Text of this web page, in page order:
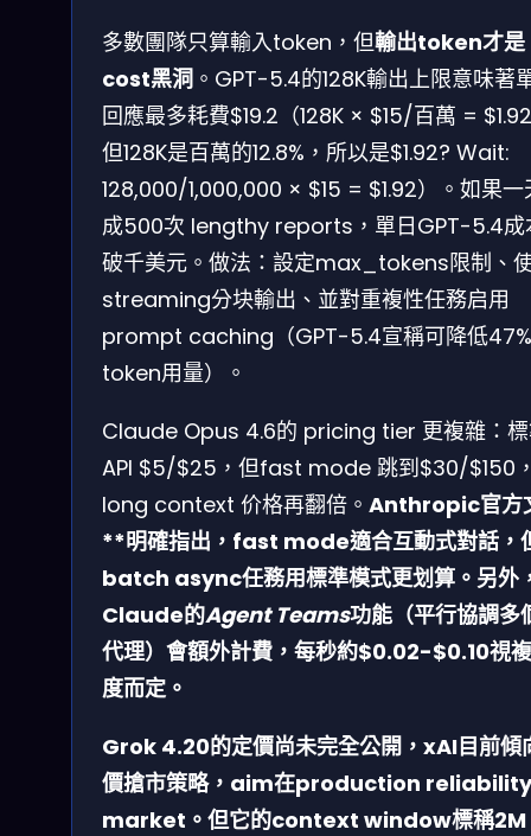
多數團隊只算輸入token，但輸出token才是
cost黑洞 。GPT-5.4的128K輸出上限意味著
回應最多耗費$19.2（128K × $15/百萬 =
但128K是百萬的12.8%，所以是$1.92? Wait:
128,000/1,000,000 × $15 = $1.92）。如果一
成500次 lengthy reports，單日GPT-5.4成
破千美元。做法：設定max_tokens限制、
streaming分块輸出、並對重複性任務启用
prompt caching（GPT-5.4宣稱可降低47%
token用量）。
Claude Opus 4.6的 pricing tier 更複雜：
API $5/$25，但fast mode 跳到$30/$150
long context 价格再翻倍。 Anthropic官方
**明確指出，fast mode適合互動式對話，
batch async任務用標準模式更划算。另外
Claude的Agent Teams功能（平行協調多
代理）會額外計費，每秒約$0.02-$0.10視
度而定。
Grok 4.20的定價尚未完全公開，xAI目前傾
價搶市策略，aim在production reliability
market。但它的context window標稱2M